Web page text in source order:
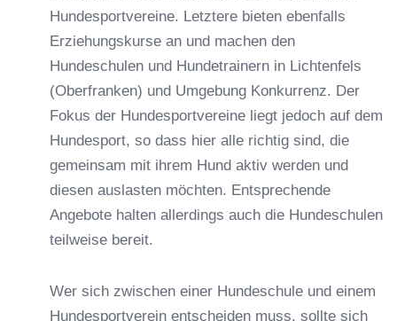
Hundesportvereine. Letztere bieten ebenfalls
Erziehungskurse an und machen den
Hundeschulen und Hundetrainern in Lichtenfels
(Oberfranken) und Umgebung Konkurrenz. Der
Fokus der Hundesportvereine liegt jedoch auf dem
Hundesport, so dass hier alle richtig sind, die
gemeinsam mit ihrem Hund aktiv werden und
diesen auslasten möchten. Entsprechende
Angebote halten allerdings auch die Hundeschulen
teilweise bereit.
Wer sich zwischen einer Hundeschule und einem
Hundesportverein entscheiden muss, sollte sich